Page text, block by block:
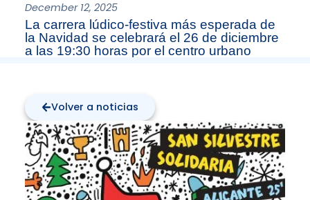
December 12, 2025
La carrera lúdico-festiva más esperada de
la Navidad se celebrará el 26 de diciembre
a las 19:30 horas por el centro urbano
Volver a noticias